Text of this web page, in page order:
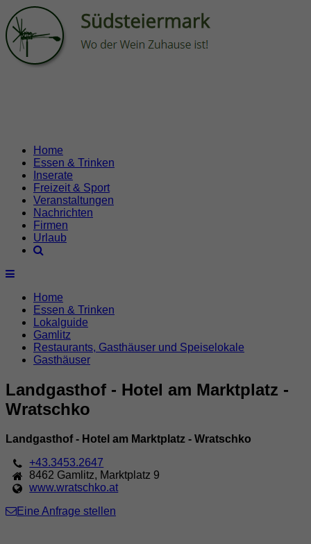
Home
Essen & Trinken
Inserate
Freizeit & Sport
Veranstaltungen
Nachrichten
Firmen
Urlaub
Home
Essen & Trinken
Lokalguide
Gamlitz
Restaurants, Gasthäuser und Speiselokale
Gasthäuser
Landgasthof - Hotel am Marktplatz -
Wratschko
Landgasthof - Hotel am Marktplatz - Wratschko
+43.3453.2647
8462 Gamlitz, Marktplatz 9
www.wratschko.at
Eine Anfrage stellen